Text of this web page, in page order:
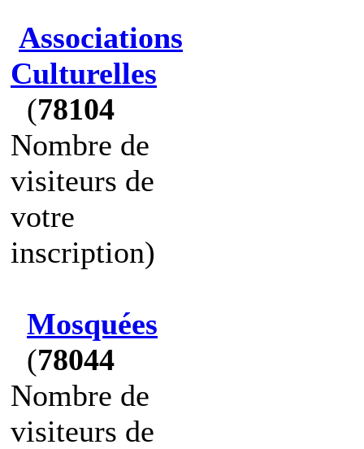
Associations
Culturelles
(78104
Nombre de
visiteurs de
votre
inscription)
Mosquées
(78044
Nombre de
visiteurs de